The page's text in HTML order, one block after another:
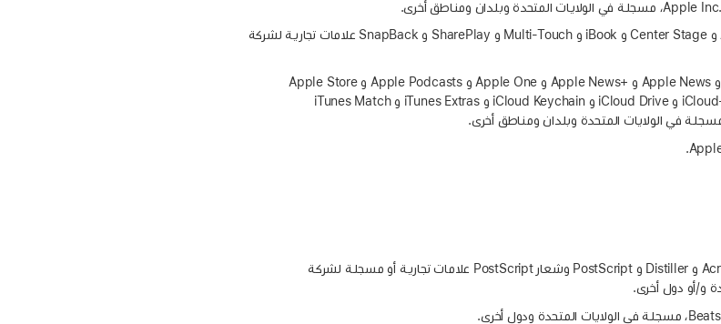
تُعد Apple Remote Desktop و Apple Vision Pro و Center Stage و iBook و Multi-Touch و SharePlay و SnapBack علامات تجارية لشركة
تُعد Apple Arcade و AppleCare و AppleCare+‎ و Apple News و Apple News+‎ و Apple One و Apple Podcasts و Apple Store
و Apple TV+‎ و App Store و Genius و iCloud و iCloud+‎ و iCloud Drive و iCloud Keychain و iTunes Extras و iTunes Match
تُعد Adobe وشعار Adobe و Acrobat وشعار Acrobat و Distiller و PostScript وشعار PostScript علامات تجارية أو مسجلة لشركة